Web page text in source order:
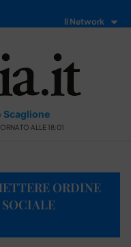
Il Network
Scaglione
ALLE 18:01
ORDINE